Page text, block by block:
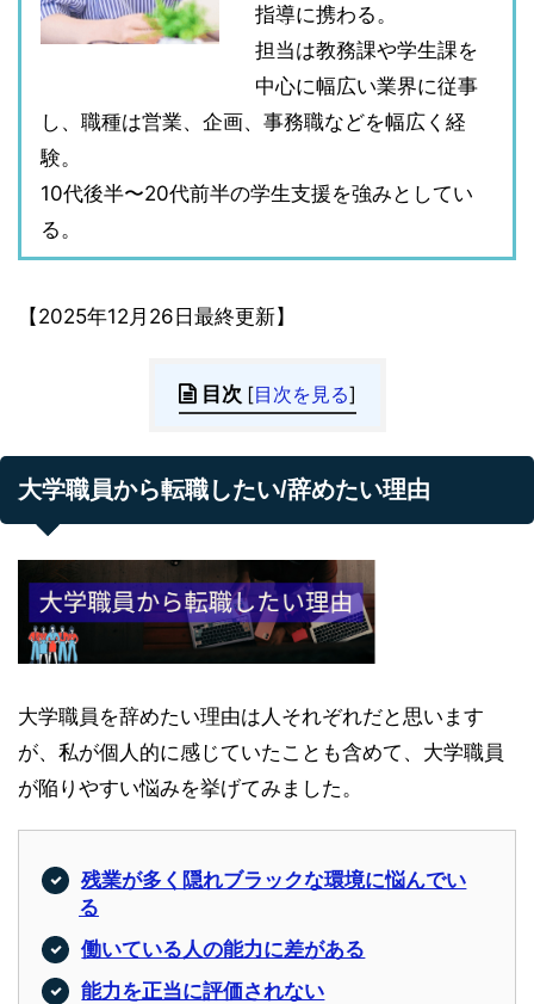
指導に携わる。
担当は教務課や学生課を
中心に幅広い業界に従事
し、職種は営業、企画、事務職などを幅広く経
験。
10代後半〜20代前半の学生支援を強みとしてい
る。
【2025年12月26日最終更新】
目次 [目次を見る]
大学職員から転職したい/辞めたい理由
大学職員を辞めたい理由は人それぞれだと思います
が、私が個人的に感じていたことも含めて、大学職員
が陥りやすい悩みを挙げてみました。
残業が多く隠れブラックな環境に悩んでい
る
働いている人の能力に差がある
能力を正当に評価されない